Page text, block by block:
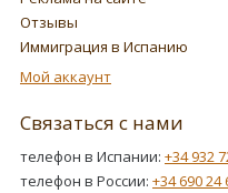
Отзывы
Иммиграция в Испанию
Мой аккаунт
Связаться с нами
телефон в Испании: +34 932
телефон в России: +34 690 24